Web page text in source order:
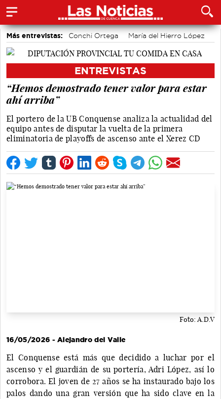
Más entrevistas: Conchi Ortega
María del Hierro López
Sole Giménez
Javier Viñas
Álvaro Martínez Chana
Vique Gomes
ENTREVISTAS
“Hemos demostrado tener valor para estar
ahí arriba”
El portero de la UB Conquense analiza la actualidad del
equipo antes de disputar la vuelta de la primera
eliminatoria de playoffs de ascenso ante el Xerez CD
Foto: A.D.V
16/05/2026 - Alejandro del Valle
El Conquense está más que decidido a luchar por el
ascenso y el guardián de su portería, Adri López, así lo
corrobora. El joven de 27 años se ha instaurado bajo los
palos dando una gran versión que ha sido clave en la